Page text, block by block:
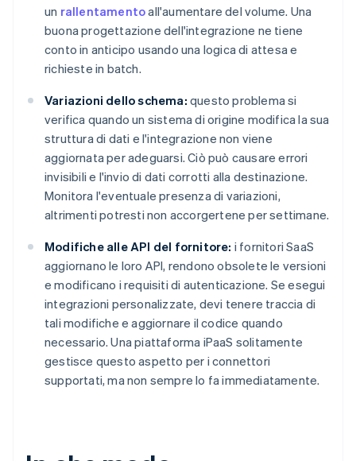
un rallentamentoall'aumentare del volume. Una
buona progettazione dell'integrazione ne tiene
conto in anticipo usando una logica di attesa e
richieste in batch.
Variazioni dello schema: questo problema si
verifica quando un sistema di origine modifica la sua
struttura di dati e l'integrazione non viene
aggiornata per adeguarsi. Ciò può causare errori
invisibili e l'invio di dati corrotti alla destinazione.
Monitora l'eventuale presenza di variazioni,
altrimenti potresti non accorgertene per settimane.
Modifiche alle API del fornitore: i fornitori SaaS
aggiornano le loro API, rendono obsolete le versioni
e modificano i requisiti di autenticazione. Se esegui
integrazioni personalizzate, devi tenere traccia di
tali modifiche e aggiornare il codice quando
necessario. Una piattaforma iPaaS solitamente
gestisce questo aspetto per i connettori
supportati, ma non sempre lo fa immediatamente.